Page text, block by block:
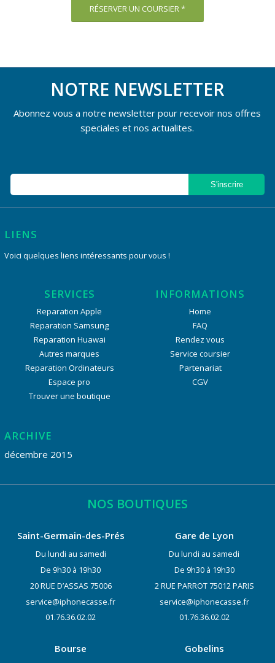
RÉSERVER UN COURSIER *
NOTRE NEWSLETTER
Abonnez vous a notre newsletter pour recevoir nos offres
speciales et nos actualites.
LIENS
Voici quelques liens intéressants pour vous !
SERVICES
Reparation Apple
Reparation Samsung
Reparation Huawai
Autres marques
Reparation Ordinateurs
Espace pro
Trouver une boutique
INFORMATIONS
Home
FAQ
Rendez vous
Service coursier
Partenariat
CGV
ARCHIVE
décembre 2015
NOS BOUTIQUES
Saint-Germain-des-Prés
Du lundi au samedi
De 9h30 à 19h30
20 RUE D’ASSAS 75006
service@iphonecasse.fr
01.76.36.02.02
Gare de Lyon
Du lundi au samedi
De 9h30 à 19h30
2 RUE PARROT 75012 PARIS
service@iphonecasse.fr
01.76.36.02.02
Bourse Gobelins